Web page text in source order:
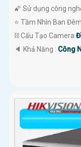
🌠 Sử dụng công
⭐ Tầm Nhìn Ban
⛓ Cấu Tạo Camera
️🔈 Khả Năng : Công